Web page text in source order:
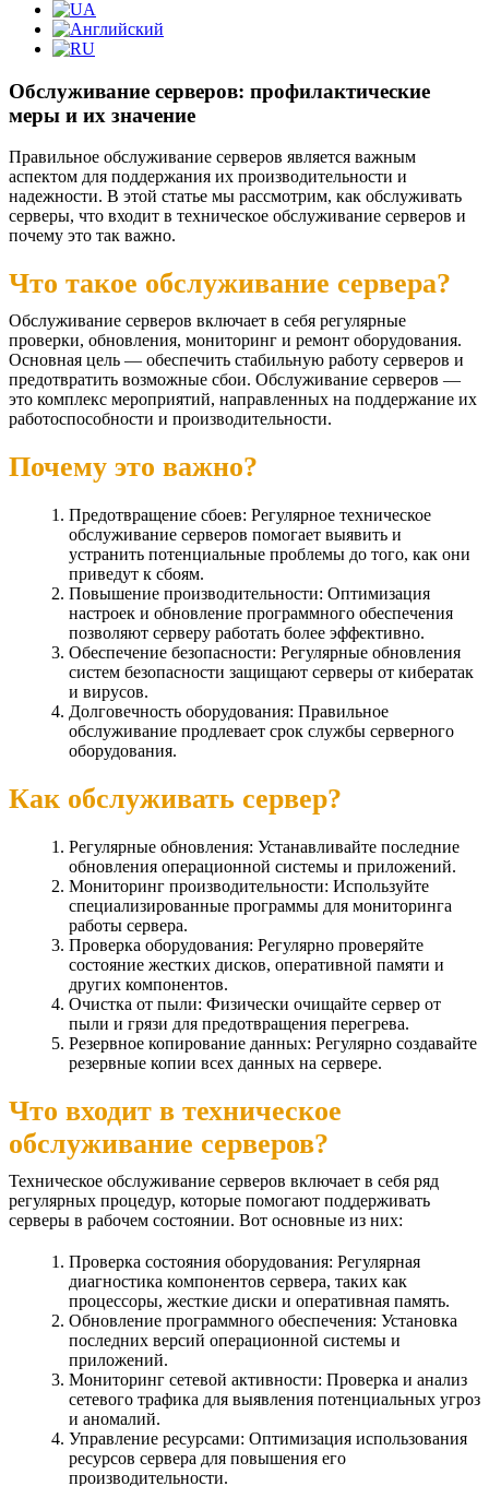
Обслуживание серверов: профилактические
меры и их значение
Правильное обслуживание серверов является важным
аспектом для поддержания их производительности и
надежности. В этой статье мы рассмотрим, как обслуживать
серверы, что входит в техническое обслуживание серверов и
почему это так важно.
Что такое обслуживание сервера?
Обслуживание серверов включает в себя регулярные
проверки, обновления, мониторинг и ремонт оборудования.
Основная цель — обеспечить стабильную работу серверов и
предотвратить возможные сбои. Обслуживание серверов —
это комплекс мероприятий, направленных на поддержание их
работоспособности и производительности.
Почему это важно?
Предотвращение сбоев: Регулярное техническое
обслуживание серверов помогает выявить и
устранить потенциальные проблемы до того, как они
приведут к сбоям.
Повышение производительности: Оптимизация
настроек и обновление программного обеспечения
позволяют серверу работать более эффективно.
Обеспечение безопасности: Регулярные обновления
систем безопасности защищают серверы от кибератак
и вирусов.
Долговечность оборудования: Правильное
обслуживание продлевает срок службы серверного
оборудования.
Как обслуживать сервер?
Регулярные обновления: Устанавливайте последние
обновления операционной системы и приложений.
Мониторинг производительности: Используйте
специализированные программы для мониторинга
работы сервера.
Проверка оборудования: Регулярно проверяйте
состояние жестких дисков, оперативной памяти и
других компонентов.
Очистка от пыли: Физически очищайте сервер от
пыли и грязи для предотвращения перегрева.
Резервное копирование данных: Регулярно создавайте
резервные копии всех данных на сервере.
Что входит в техническое
обслуживание серверов?
Техническое обслуживание серверов включает в себя ряд
регулярных процедур, которые помогают поддерживать
серверы в рабочем состоянии. Вот основные из них:
Проверка состояния оборудования: Регулярная
диагностика компонентов сервера, таких как
процессоры, жесткие диски и оперативная память.
Обновление программного обеспечения: Установка
последних версий операционной системы и
приложений.
Мониторинг сетевой активности: Проверка и анализ
сетевого трафика для выявления потенциальных угроз
и аномалий.
Управление ресурсами: Оптимизация использования
ресурсов сервера для повышения его
производительности.